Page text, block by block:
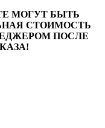
МОГУТ БЫТЬ
СТОИМОСТЬ
ПОСЛЕ